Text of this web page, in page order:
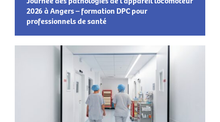
2026 à Angers – formation DPC pour
professionnels de santé